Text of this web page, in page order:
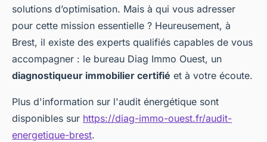
solutions d’optimisation. Mais à qui vous adresser
pour cette mission essentielle ? Heureusement, à
Brest, il existe des experts qualifiés capables de vous
accompagner : le bureau Diag Immo Ouest, un
diagnostiqueur immobilier certifié et à votre écoute.
Plus d'information sur l'audit énergétique sont
disponibles sur https://diag-immo-ouest.fr/audit-
energetique-brest.